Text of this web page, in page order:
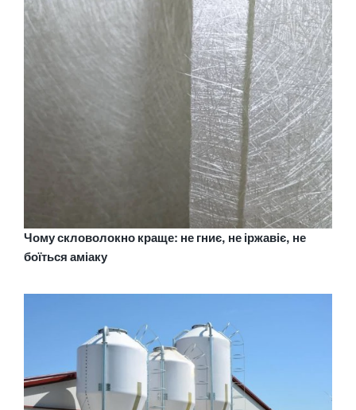
Чому скловолокно краще: не гниє, не іржавіє, не
боїться аміаку